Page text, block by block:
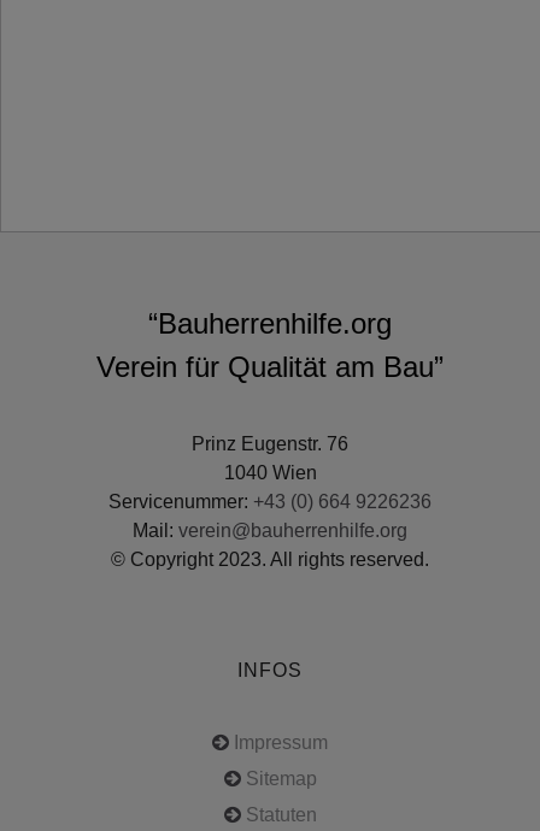
“Bauherrenhilfe.org
Verein für Qualität am Bau”
Prinz Eugenstr. 76
1040 Wien
Servicenummer: +43 (0) 664 9226236
Mail: verein@bauherrenhilfe.org
© Copyright 2023. All rights reserved.
INFOS
Impressum
Sitemap
Statuten